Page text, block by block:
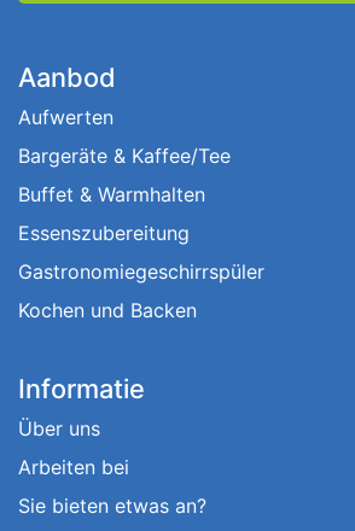
Aanbod
Aufwerten
Bargeräte & Kaffee/Tee
Buffet & Warmhalten
Essenszubereitung
Gastronomiegeschirrspüler
Kochen und Backen
Informatie
Über uns
Arbeiten bei
Sie bieten etwas an?